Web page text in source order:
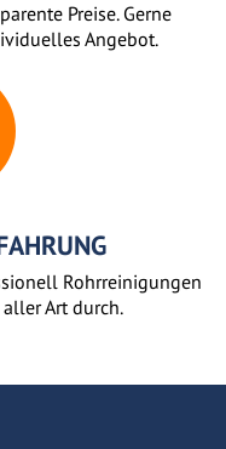
Preise. Gerne
Angebot.
Rohrreinigungen
Art durch.